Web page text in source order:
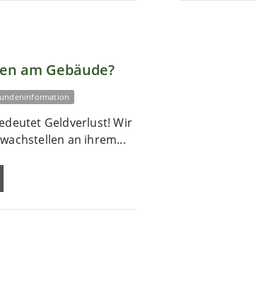
am Gebäude?
Geldverlust! Wir
an ihrem...